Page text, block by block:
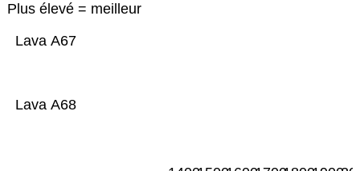
Plus élevé = meilleur
Lava A68
Lava A67